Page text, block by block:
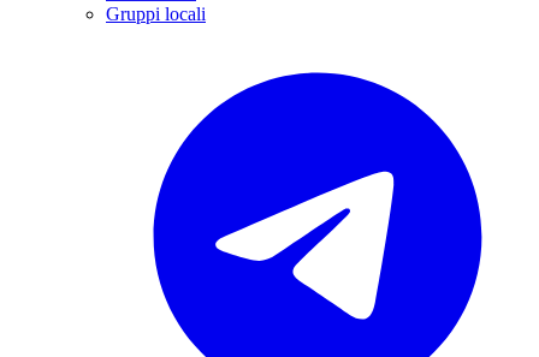
Gruppi locali